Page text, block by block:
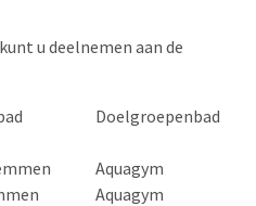
u deelnemen aan de
Doelgroepenbad
Aquagym
Aquagym